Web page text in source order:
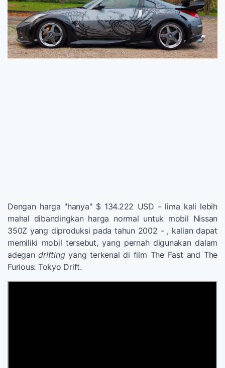
Dengan harga "hanya" $ 134.222 USD - lima kali lebih
mahal dibandingkan harga normal untuk mobil Nissan
350Z yang diproduksi pada tahun 2002 - , kalian dapat
memiliki mobil tersebut, yang pernah digunakan dalam
adegandriftingyang terkenal di film The Fast and The
Furious: Tokyo Drift.